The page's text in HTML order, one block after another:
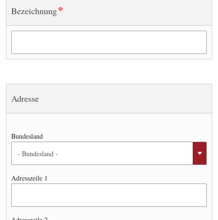
Bezeichnung*
Adresse
Bundesland
Adresszeile 1